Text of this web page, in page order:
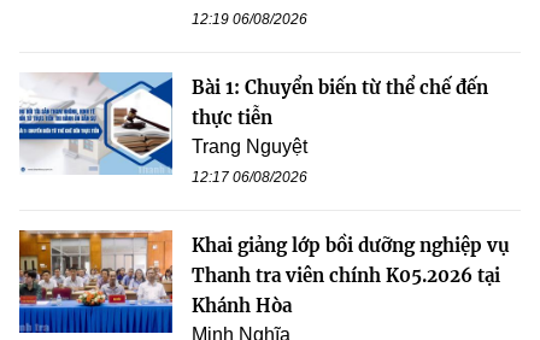
12:19 06/08/2026
Bài 1: Chuyển biến từ thể chế đến
thực tiễn
Trang Nguyệt
12:17 06/08/2026
Khai giảng lớp bồi dưỡng nghiệp vụ
Thanh tra viên chính K05.2026 tại
Khánh Hòa
Minh Nghĩa